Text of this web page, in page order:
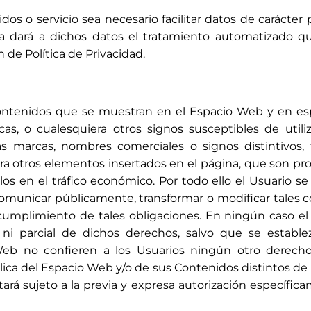
o servicio sea necesario facilitar datos de carácter
dará a dichos datos el tratamiento automatizado
de Política de Privacidad.
que se muestran en el Espacio Web y en
o cualesquiera otros signos susceptibles de
marcas, nombres comerciales o signos
otros elementos insertados en el página, que son
en el tráfico económico. Por todo ello el Usuario
públicamente, transformar o modificar
de tales obligaciones. En ningún caso
parcial de dichos derechos, salvo que se
no confieren a los Usuarios ningún otro
del Espacio Web y/o de sus Contenidos distintos
sujeto a la previa y expresa autorización